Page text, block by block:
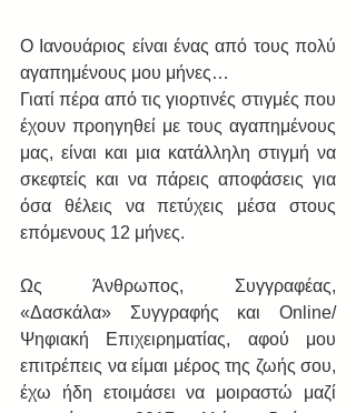
Ο Ιανουάριος είναι ένας από τους πολύ
αγαπημένους μου μήνες…
Γιατί πέρα από τις γιορτινές στιγμές που
έχουν προηγηθεί με τους αγαπημένους
μας, είναι και μια κατάλληλη στιγμή να
σκεφτείς και να πάρεις αποφάσεις για
όσα θέλεις να πετύχεις μέσα στους
επόμενους 12 μήνες.
Ως Άνθρωπος, Συγγραφέας,
«Δασκάλα» Συγγραφής και Online/
Ψηφιακή Επιχειρηματίας, αφού μου
επιτρέπεις να είμαι μέρος της ζωής σου,
έχω ήδη ετοιμάσει να μοιραστώ μαζί